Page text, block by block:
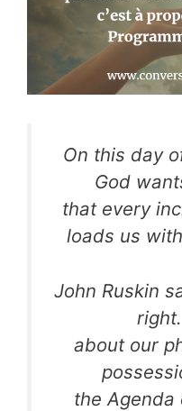
On this day
God
that every
loads us
John Ruskin
about our
the Agenda